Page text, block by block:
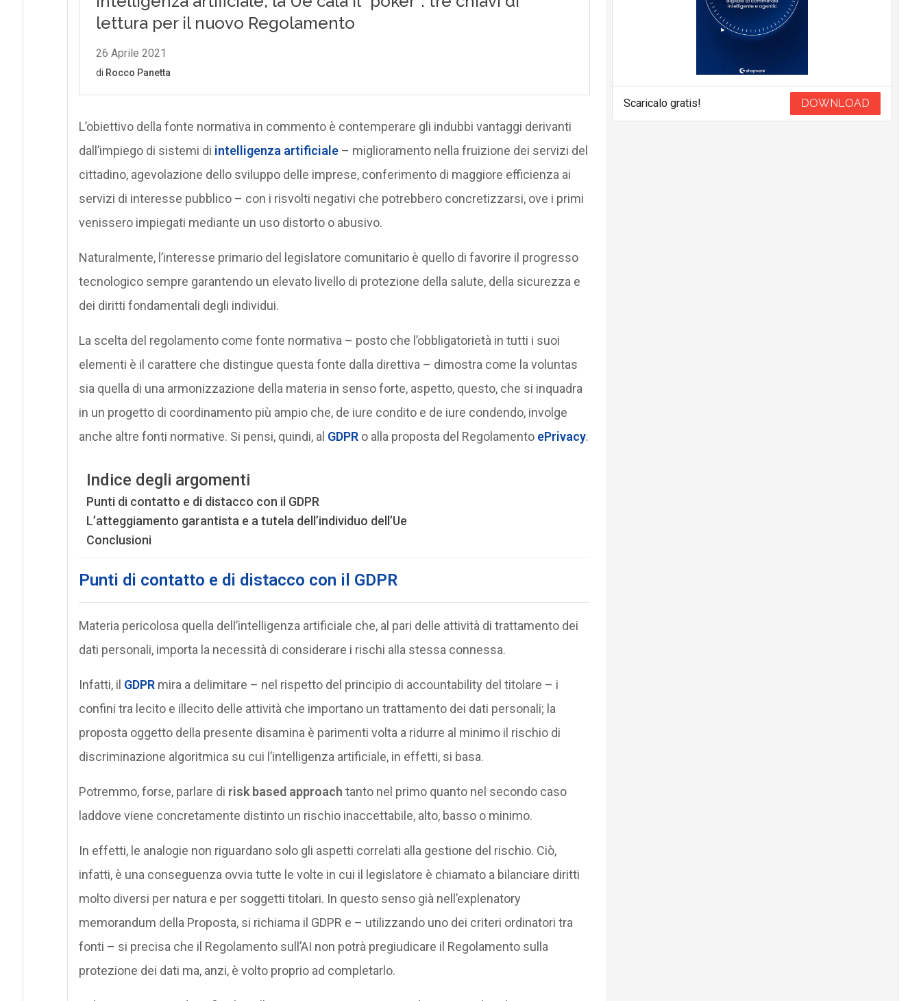
L’obiettivo della fonte normativa in commento è contemperare gli indubbi vantaggi derivanti
dall’impiego di sistemi di intelligenza artificiale– miglioramento nella fruizione dei servizi del
cittadino, agevolazione dello sviluppo delle imprese, conferimento di maggiore efficienza ai
servizi di interesse pubblico – con i risvolti negativi che potrebbero concretizzarsi, ove i primi
venissero impiegati mediante un uso distorto o abusivo.
Naturalmente, l’interesse primario del legislatore comunitario è quello di favorire il progresso
tecnologico sempre garantendo un elevato livello di protezione della salute, della sicurezza e
dei diritti fondamentali degli individui.
La scelta del regolamento come fonte normativa – posto che l’obbligatorietà in tutti i suoi
elementi è il carattere che distingue questa fonte dalla direttiva – dimostra come la voluntas
sia quella di una armonizzazione della materia in senso forte, aspetto, questo, che si inquadra
in un progetto di coordinamento più ampio che, de iure condito e de iure condendo, involge
anche altre fonti normative. Si pensi, quindi, al GDPRo alla proposta del Regolamento ePrivacy.
Indice degli argomenti
Punti di contatto e di distacco con il GDPR
L’atteggiamento garantista e a tutela dell’individuo dell’Ue
Conclusioni
Punti di contatto e di distacco con il GDPR
Materia pericolosa quella dell’intelligenza artificiale che, al pari delle attività di trattamento dei
dati personali, importa la necessità di considerare i rischi alla stessa connessa.
Infatti, il GDPRmira a delimitare – nel rispetto del principio di accountability del titolare – i
confini tra lecito e illecito delle attività che importano un trattamento dei dati personali; la
proposta oggetto della presente disamina è parimenti volta a ridurre al minimo il rischio di
discriminazione algoritmica su cui l’intelligenza artificiale, in effetti, si basa.
Potremmo, forse, parlare di risk based approach tanto nel primo quanto nel secondo caso
laddove viene concretamente distinto un rischio inaccettabile, alto, basso o minimo.
In effetti, le analogie non riguardano solo gli aspetti correlati alla gestione del rischio. Ciò,
infatti, è una conseguenza ovvia tutte le volte in cui il legislatore è chiamato a bilanciare diritti
molto diversi per natura e per soggetti titolari. In questo senso già nell’explenatory
memorandum della Proposta, si richiama il GDPR e – utilizzando uno dei criteri ordinatori tra
fonti – si precisa che il Regolamento sull’AI non potrà pregiudicare il Regolamento sulla
protezione dei dati ma, anzi, è volto proprio ad completarlo.
Scaricalo gratis! DOWNLOAD